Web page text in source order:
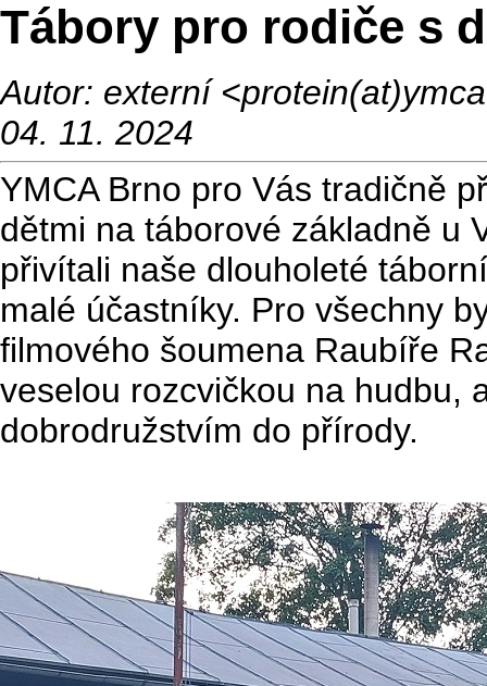
Tábory pro rodiče s
Autor: externí
04. 11. 2024
YMCA Brno pro Vás tradičně
dětmi na táborové základně u
přivítali naše dlouholeté
malé účastníky. Pro všechny
filmového šoumena Raubíře
veselou rozcvičkou na hudbu,
dobrodružstvím do přírody.